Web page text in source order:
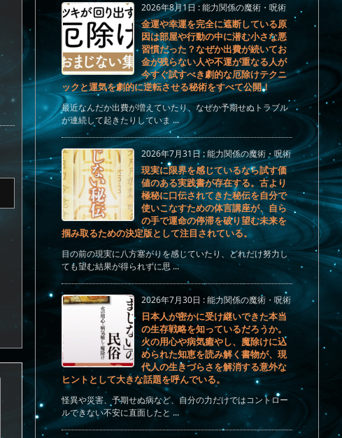
2026年8月1日:能力関係の魔術・呪術
金運や幸運を完全に遮断している原
因は部屋や行動の中に潜む小さな悪
習慣だった？なぜか出費が続いてお
金が残らない人や不運が重なる人が
今すぐ試すべき劇的な厄除けテクニ
ックと運気を劇的に逆転させる秘術をすべて公開！
最近なんだか出費が増えていたり、なぜか予期せぬトラブル
が連続して起きたりしていま ...
2026年7月31日:能力関係の魔術・呪術
現実に限界を感じているなら試す価
値のある実践書が存在する。古より
極秘に口伝されてきた秘伝を自分で
使いこなすための体言講座が、自ら
の手で運命の停滞を破り望む未来を
掴み取るための決定版として注目されている。
目の前の現実に八方塞がりを感じていたり、どれだけ努力し
ても望む結果が得られずに思 ...
2026年7月30日 :能力関係の魔術・呪術
日本人が密かに受け継いできた本当
の生存戦略を知っているだろうか。
火の用心や病気癒やし、魔除けに込
められた知恵を読み解く書物が、現
代人の生きづらさを解消する意外な
ヒントとして大きな話題を呼んでいる。
怪異や災害、予期せぬ病など、自分の力だけではコントロー
ルできない不安に直面したと ...